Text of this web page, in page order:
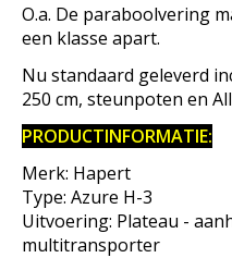
O.a. De paraboolvering
een klasse apart.
Nu standaard geleverd
250 cm, steunpoten en
PRODUCTINFORMATIE:
Merk: Hapert
Type: Azure H-3
Uitvoering: Plateau -
multitransporter